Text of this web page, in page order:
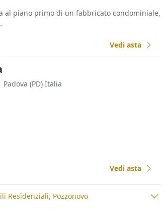
piano primo di un fabbricato condominiale,
Vedi asta
Padova (PD) Italia
Vedi asta
Residenziali, Pozzonovo